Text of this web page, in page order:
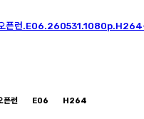
오픈런
픈런 E06 H264